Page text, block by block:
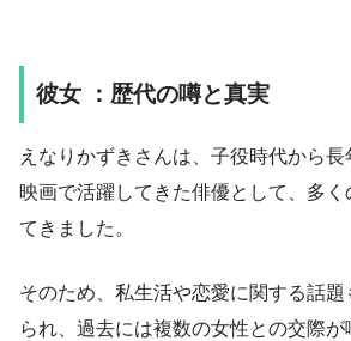
彼女 ：歴代の噂と真実
えなりかずきさんは、子役時代から
映画で活躍してきた俳優として、多
てきました。
そのため、私生活や恋愛に関する話
られ、過去には複数の女性との交際が